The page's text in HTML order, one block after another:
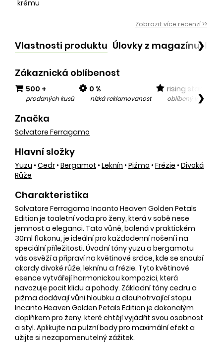
krému
Zobrazit více recenzí >>
Vlastnosti produktu Úlovky z magazínu❯
Zákaznická oblíbenost
500 +
prodaných kusů
0 %
nízká reklamovanost
rising star
oblíbený v❯
Značka
Salvatore Ferragamo
Hlavní složky
Yuzu • Cedr • Bergamot • Leknín • Pižmo • Frézie • Divoká
Růže
Charakteristika
Salvatore Ferragamo Incanto Heaven Golden Petals
Edition je toaletní voda pro ženy, která v sobě nese
jemnost a eleganci. Tato vůně, balená v praktickém
30ml flakonu, je ideální pro každodenní nošení i na
speciální příležitosti. Úvodní tóny yuzu a bergamotu
vás osvěží a připraví na květinové srdce, kde se snoubí
akordy divoké růže, leknínu a frézie. Tyto květinové
esence vytvářejí harmonickou kompozici, která
navozuje pocit klidu a pohody. Základní tóny cedru a
pižma dodávají vůni hloubku a dlouhotrvající stopu.
Incanto Heaven Golden Petals Edition je dokonalým
doplňkem pro ženy, které chtějí vyjádřit svou osobnost
a styl. Aplikujte na pulzní body pro maximální efekt a
užijte si nezapomenutelný zážitek.